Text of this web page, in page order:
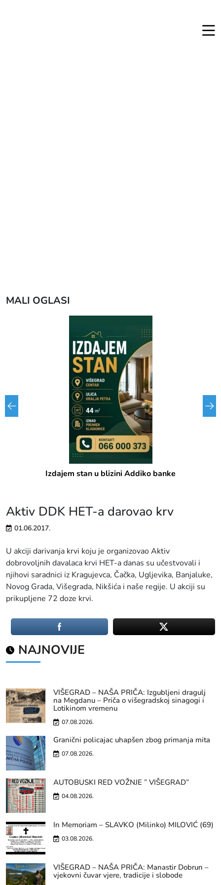
MALI OGLASI
Izdajem stan u blizini Addiko banke
Aktiv DDK HET-a darovao krv
01.06.2017.
U akciji darivanja krvi koju je organizovao Aktiv
dobrovoljnih davalaca krvi HET-a danas su učestvovali i
njihovi saradnici iz Kragujevca, Čačka, Ugljevika, Banjaluke,
Novog Grada, Višegrada, Nikšića i naše regije. U akciji su
prikupljene 72 doze krvi.
NAJNOVIJE
VIŠEGRAD – NAŠA PRIČA: Izgubljeni dragulj
na Megdanu – Priča o višegradskoj sinagogi i
Lotikinom vremenu
07.08.2026.
Granični policajac uhapšen zbog primanja mita
07.08.2026.
AUTOBUSKI RED VOŽNJE ” VIŠEGRAD”
04.08.2026.
In Memoriam – SLAVKO (Milinko) MILOVIĆ (69)
03.08.2026.
VIŠEGRAD – NAŠA PRIČA: Manastir Dobrun –
vjekovni čuvar vjere, tradicije i slobode